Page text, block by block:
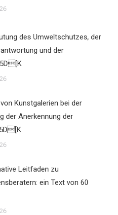
des Umweltschutzes, der
und der
Kunstgalerien bei der
der Anerkennung der
Leitfaden zu
ein Text von 60